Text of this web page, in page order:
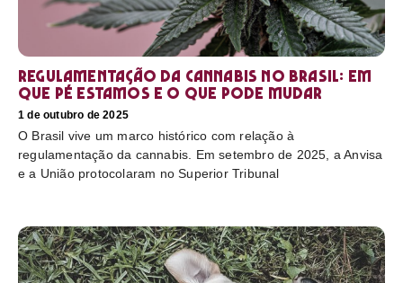
Regulamentação da cannabis no Brasil: em
que pé estamos e o que pode mudar
1 de outubro de 2025
O Brasil vive um marco histórico com relação à
regulamentação da cannabis. Em setembro de 2025, a Anvisa
e a União protocolaram no Superior Tribunal